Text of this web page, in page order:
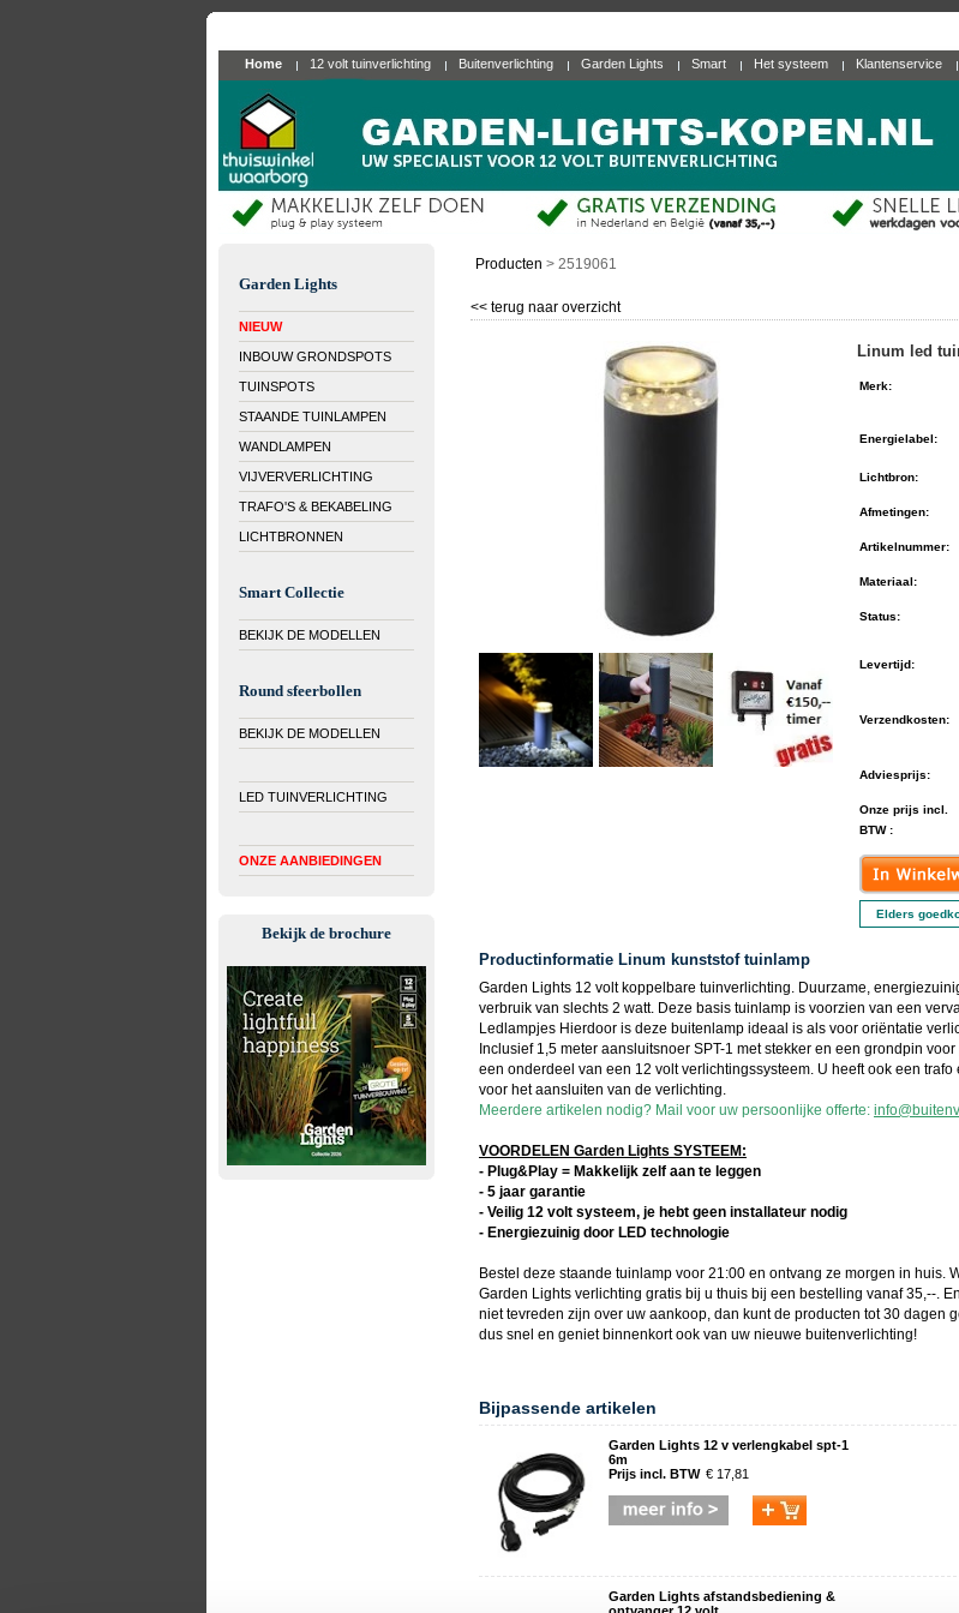
Home 12 volt tuinverlichting Buitenverlichting Garden Lights Smart Het systeem Klantenservice
Garden Lights
NIEUW
INBOUW GRONDSPOTS
TUINSPOTS
STAANDE TUINLAMPEN
WANDLAMPEN
VIJVERVERLICHTING
TRAFO'S & BEKABELING
LICHTBRONNEN
Smart Collectie
BEKIJK DE MODELLEN
Round sfeerbollen
BEKIJK DE MODELLEN
LED TUINVERLICHTING
ONZE AANBIEDINGEN
Bekijk de brochure
Producten > 2519061
<< terug naar overzicht
Linum led
Merk:
Energielabel:
Lichtbron:
Afmetingen:
Artikelnummer:
Materiaal:
Status:
Levertijd:
Verzendkosten:
Adviesprijs:
Onze prijs incl.
BTW :
Elders
Productinformatie Linum kunststof tuinlamp
Garden Lights 12 volt koppelbare tuinverlichting. Duurzame,
verbruik van slechts 2 watt. Deze basis tuinlamp is voorzien van een
Ledlampjes Hierdoor is deze buitenlamp ideaal is als voor oriëntatie
Inclusief 1,5 meter aansluitsnoer SPT-1 met stekker en een grondpin
een onderdeel van een 12 volt verlichtingssysteem. U heeft ook een
voor het aansluiten van de verlichting.
Meerdere artikelen nodig? Mail voor uw persoonlijke offerte:
VOORDELEN Garden Lights SYSTEEM:
- Plug&Play = Makkelijk zelf aan te leggen
- 5 jaar garantie
- Veilig 12 volt systeem, je hebt geen installateur nodig
- Energiezuinig door LED technologie
Bestel deze staande tuinlamp voor 21:00 en ontvang ze morgen in huis.
Garden Lights verlichting gratis bij u thuis bij een bestelling vanaf 35,--.
niet tevreden zijn over uw aankoop, dan kunt de producten tot 30 dagen
dus snel en geniet binnenkort ook van uw nieuwe buitenverlichting!
Bijpassende artikelen
Garden Lights 12 v verlengkabel spt-1
6m
Prijs incl. BTW € 17,81
Garden Lights afstandsbediening &